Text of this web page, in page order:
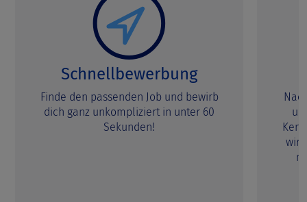
Schnellbewerbung
Finde den passenden Job und bewirb
dich ganz unkompliziert in unter 60
Sekunden!
wir,